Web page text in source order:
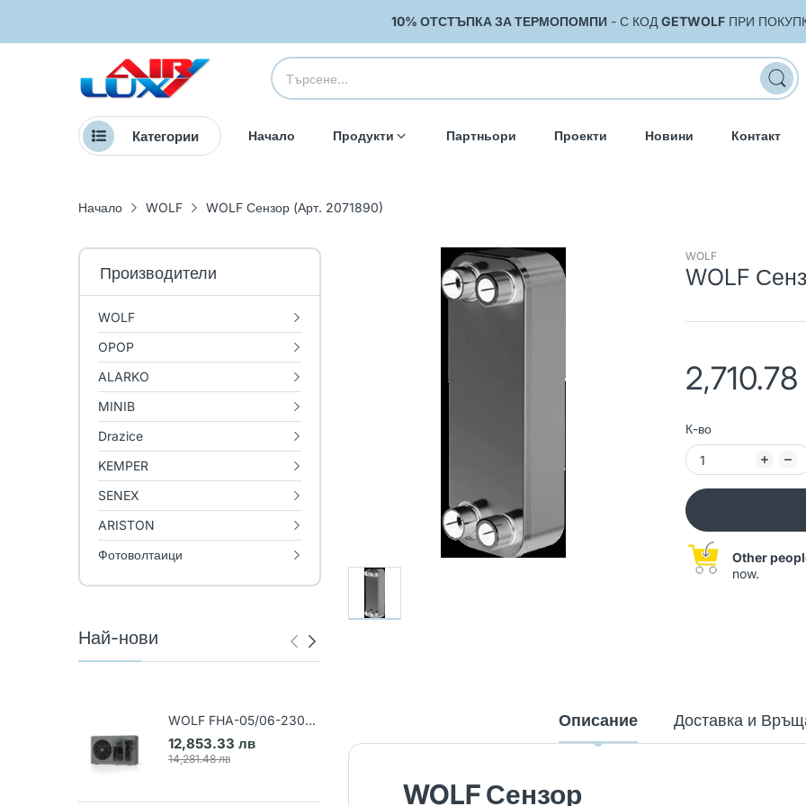
10% ОТСТЪПКА ЗА ТЕРМОПОМПИ - С КОДGETWOLF ПРИ
Категории Начало Продукти Партньори Проекти Новини Контакт
Начало WOLF WOLF Сензор (Арт. 2071890)
Производители
WOLF
OPOP
ALARKO
MINIB
Drazice
KEMPER
SENEX
ARISTON
Фотоволтаици
Най-нови
WOLF FHA-05/06-230V
Термопомпа въздух-вода
(Арт. 9148031)
12,853.33 лв
14,281.48 лв
20,689.93 лв
WOLF
WOLF
К-во
Other
now.
Описание Доставка и
WOLF Сензор